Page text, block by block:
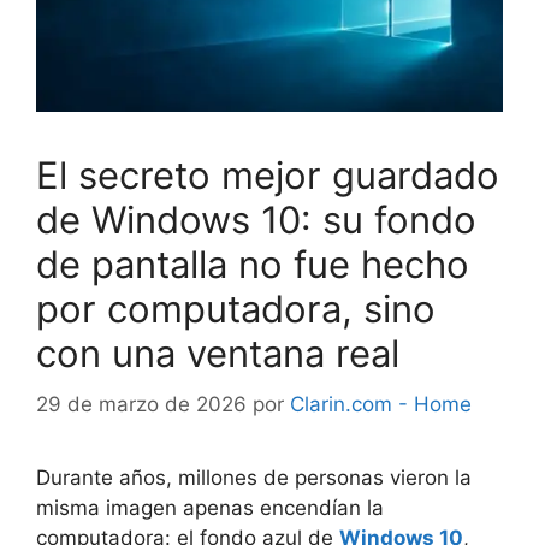
El secreto mejor guardado
de Windows 10: su fondo
de pantalla no fue hecho
por computadora, sino
con una ventana real
29 de marzo de 2026 por Clarin.com - Home
Durante años, millones de personas vieron la
misma imagen apenas encendían la
computadora: el fondo azul de Windows 10,